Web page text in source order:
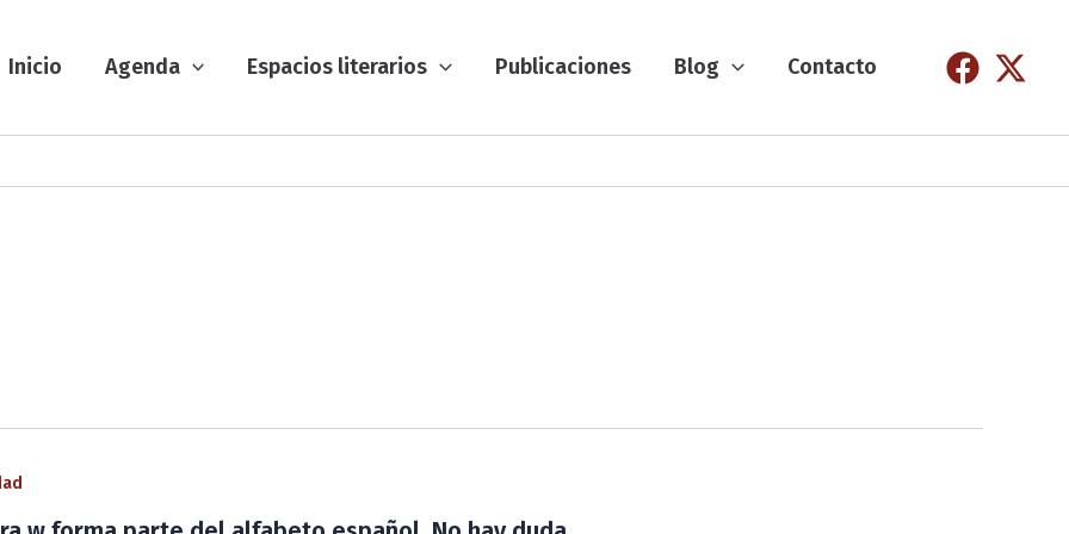
Inicio Agenda Espacios literarios Publicaciones Blog Contacto